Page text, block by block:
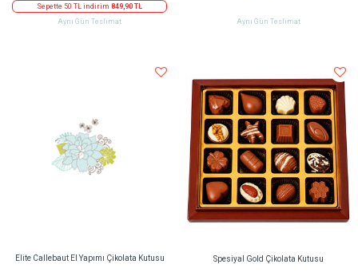
Sepette 50 TL indirim 849,90 TL
Aynı Gün Teslimat
Aynı Gün Teslimat
Elite Callebaut El Yapımı Çikolata Kutusu Spesiyal Gold Çikolata Kutusu